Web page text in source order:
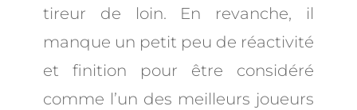
tireur de loin. En revanche, il
manque un petit peu de réactivité
et finition pour être considéré
comme l’un des meilleurs joueurs